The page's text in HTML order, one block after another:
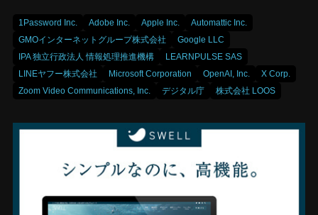
1Password Inc. Adobe Inc. Apple Inc.
Automattic Inc.
GMOインターネットグループ株式会社
Google LLC
IPA 独立行政法人 情報処理推進機構
LEARNPULSE SAS
LINEヤフー株式会社
Microsoft Corporation OpenAI, Inc.
X Corp.
Zoom Video Communications, Inc.
デジタル庁 株式会社 LOOS